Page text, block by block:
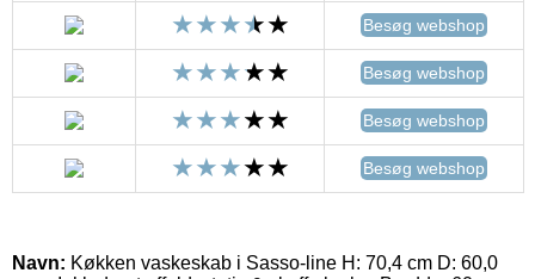
Besøg webshop
Besøg webshop
Besøg webshop
Besøg webshop
Navn: Køkken vaskeskab i Sasso-line H: 70,4 cm D: 60,0